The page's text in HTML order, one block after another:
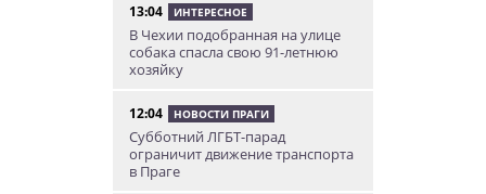
13:04 ИНТЕРЕСНОЕ
В Чехии подобранная на улице
собака спасла свою 91-летнюю
хозяйку
12:04 НОВОСТИ ПРАГИ
Субботний ЛГБТ-парад
ограничит движение транспорта
в Праге